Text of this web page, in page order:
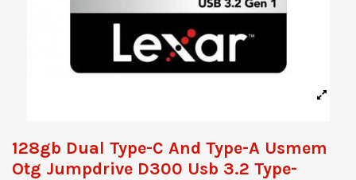
128gb Dual Type-C And Type-A Usmem
Otg Jumpdrive D300 Usb 3.2 Type-